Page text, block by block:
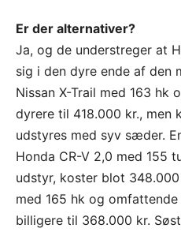
Er der alternativer?
Ja, og de understreger at
sig i den dyre ende af den
Nissan X-Trail med 163 hk
dyrere til 418.000 kr., men
udstyres med syv sæder.
Honda CR-V 2,0 med 155
udstyr, koster blot
med 165 hk og
billigere til 368.000 kr.